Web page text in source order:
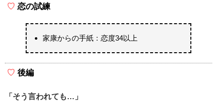
恋の試練
家康からの手紙：恋度34以上
後編
「そう言われても…」